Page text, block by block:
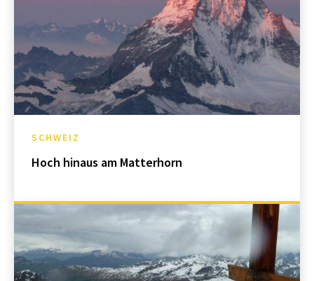
SCHWEIZ
Hoch hinaus am Matterhorn